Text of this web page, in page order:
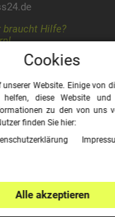
braucht Hilfe?
»
»
Cookies
Website. Einige von
helfen, diese Website
zu den von uns
finden Sie hier:
Alle akzeptieren